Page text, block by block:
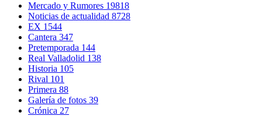
Mercado y Rumores 19818
Noticias de actualidad 8728
EX 1544
Cantera 347
Pretemporada 144
Real Valladolid 138
Historia 105
Rival 101
Primera 88
Galería de fotos 39
Crónica 27